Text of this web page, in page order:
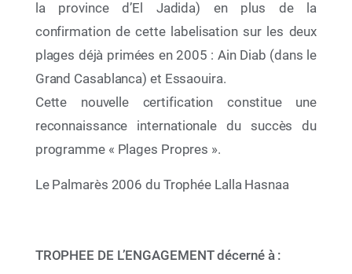
12 Juin 2026
Par le déploiement de deux initiatives éducatives
à portée nationale, La Fondation Mohammed VI
Semaine de l’Océan 2026
la province d’El Jadida) en plus de la
confirmation de cette labelisation sur les deux
plages déjà primées en 2005 : Ain Diab (dans le
Grand Casablanca) et Essaouira.
Cette nouvelle certification constitue une
reconnaissance internationale du succès du
programme « Plages Propres ».
Le Palmarès 2006 du Trophée Lalla Hasnaa
TROPHEE DE L’ENGAGEMENT décerné à :